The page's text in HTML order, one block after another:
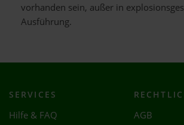
vorhanden sein, außer in
Ausführung.
SERVICES
Hilfe & FAQ
AGB